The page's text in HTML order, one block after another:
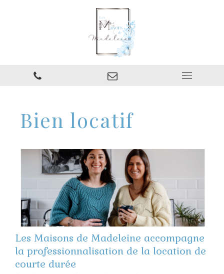
Bien locatif
Les Maisons de Madeleine accompagne
la professionnalisation de la location de
courte durée